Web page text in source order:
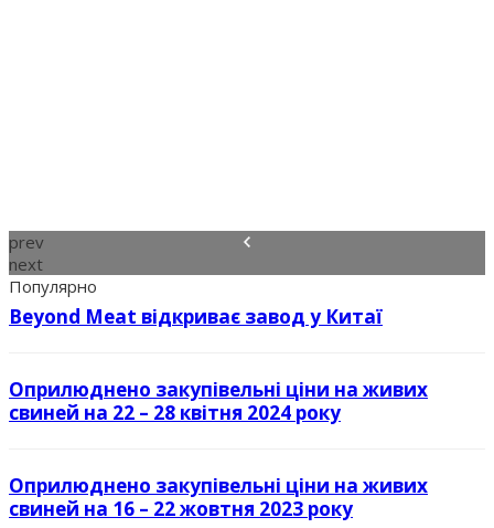
prev
next
Популярно
Beyond Meat відкриває завод у Китаї
Оприлюднено закупівельні ціни на живих
свиней на 22 – 28 квітня 2024 року
Оприлюднено закупівельні ціни на живих
свиней на 16 – 22 жовтня 2023 року